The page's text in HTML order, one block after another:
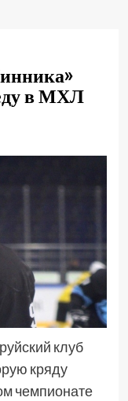
в МХЛ
клуб
кряду
чемпионате